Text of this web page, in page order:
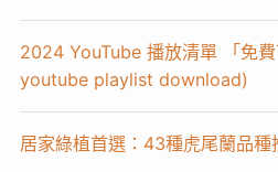
2024 YouTube 播放清單 「免
youtube playlist download)
居家綠植首選：43種虎尾蘭品